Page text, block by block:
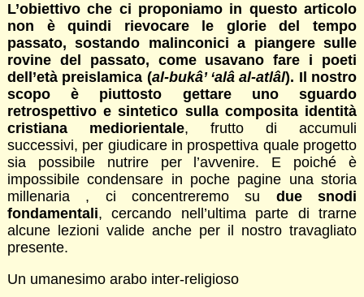
L’obiettivo che ci proponiamo in questo articolo
non è quindi rievocare le glorie del tempo
passato, sostando malinconici a piangere sulle
rovine del passato, come usavano fare i poeti
dell’età preislamica (al-bukâ’ ‘alâ al-atlâl). Il nostro
scopo è piuttosto gettare uno sguardo
retrospettivo e sintetico sulla composita identità
cristiana mediorientale, frutto di accumuli
successivi, per giudicare in prospettiva quale progetto
sia possibile nutrire per l’avvenire. E poiché è
impossibile condensare in poche pagine una storia
millenaria , ci concentreremo su due snodi
fondamentali, cercando nell’ultima parte di trarne
alcune lezioni valide anche per il nostro travagliato
presente.
Un umanesimo arabo inter-religioso